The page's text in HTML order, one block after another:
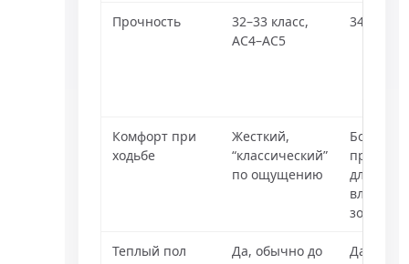
Прочность
32–33 класс,
AC4–AC5
34/43
Комфорт при
ходьбе
Жесткий,
“классический”
по ощущению
Более
для
влажных
зон
Теплый пол
Да, обычно до
Да, до